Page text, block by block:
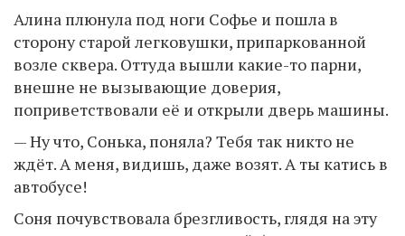
Алина плюнула под ноги Софье и пошла в
сторону старой легковушки, припаркованной
возле сквера. Оттуда вышли какие-то парни,
внешне не вызывающие доверия,
поприветствовали её и открыли дверь машины.
— Ну что, Сонька, поняла? Тебя так никто не
ждёт. А меня, видишь, даже возят. А ты катись в
автобусе!
Соня почувствовала брезгливость, глядя на эту